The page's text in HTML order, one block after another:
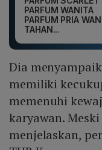
PARFUM WANITA
PARFUM PRIA
TAHAN...
Dia
memiliki
memenuhi
karyawan.
menjelaskan,